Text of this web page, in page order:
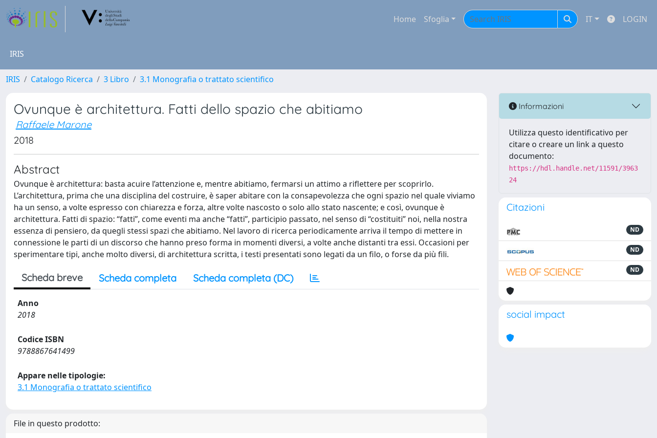
Home Sfoglia IT LOGIN
IRIS
IRIS Catalogo Ricerca 3 Libro 3.1 Monografia o trattato scientifico
Ovunque è architettura. Fatti dello spazio che abitiamo
Raffaele Marone
2018
Abstract
Ovunque è architettura: basta acuire l’attenzione e, mentre abitiamo, fermarsi un attimo a riflettere per scoprirlo.
L’architettura, prima che una disciplina del costruire, è saper abitare con la consapevolezza che ogni spazio nel quale viviamo
ha un senso, a volte espresso con chiarezza e forza, altre volte nascosto o solo allo stato nascente; e così, ovunque è
architettura. Fatti di spazio: “fatti”, come eventi ma anche “fatti”, participio passato, nel senso di “costituiti” noi, nella nostra
essenza di pensiero, da quegli stessi spazi che abitiamo. Nel lavoro di ricerca periodicamente arriva il tempo di mettere in
connessione le parti di un discorso che hanno preso forma in momenti diversi, a volte anche distanti tra essi. Occasioni per
sperimentare tipi, anche molto diversi, di architettura scritta, i testi presentati sono legati da un filo, o forse da più fili.
Scheda breve Scheda completa Scheda completa (DC)
Anno
2018
Codice ISBN
9788867641499
Appare nelle tipologie:
3.1 Monografia o trattato scientifico
File in questo prodotto:
Informazioni
Utilizza questo identificativo per
citare o creare un link a questo
documento:
https://hdl.handle.net/11591/3963
24
Citazioni
ND
ND
ND
social impact